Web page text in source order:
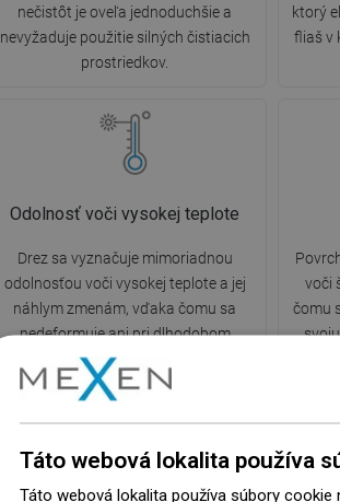
nečistôt je oveľa jednoduchšie a
nevyžaduje použitie silných čistiacich
prostriedkov.
ktorý
fliaš v
Odolnosť voči vysokej teplote
Drez sa vyznačuje mimoriadnou
odolnosťou voči vysokej teplote a jej
náhlym zmenám, vďaka čomu sa
nedeformuje ani pri dlhodobom
pôsobení horúcej vody.
voči
čomu
Táto webová lokalita používa
Táto webová lokalita používa súbory